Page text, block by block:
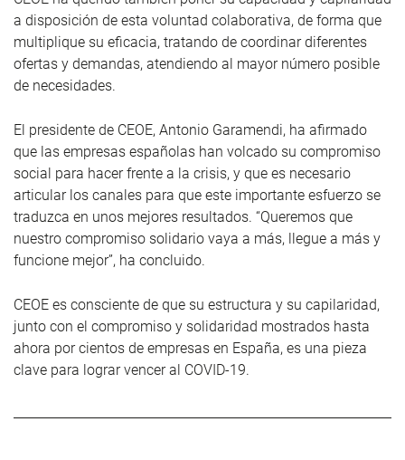
a disposición de esta voluntad colaborativa, de forma que
multiplique su eficacia, tratando de coordinar diferentes
ofertas y demandas, atendiendo al mayor número posible
de necesidades.
El presidente de CEOE, Antonio Garamendi, ha afirmado
que las empresas españolas han volcado su compromiso
social para hacer frente a la crisis, y que es necesario
articular los canales para que este importante esfuerzo se
traduzca en unos mejores resultados. “Queremos que
nuestro compromiso solidario vaya a más, llegue a más y
funcione mejor”, ha concluido.
CEOE es consciente de que su estructura y su capilaridad,
junto con el compromiso y solidaridad mostrados hasta
ahora por cientos de empresas en España, es una pieza
clave para lograr vencer al COVID-19.